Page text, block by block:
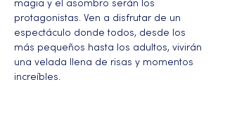
magia y el asombro serán los
protagonistas. Ven a disfrutar de un
espectáculo donde todos, desde los
más pequeños hasta los adultos, vivirán
una velada llena de risas y momentos
increíbles.